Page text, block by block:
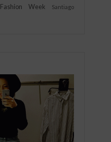
Fashion Week
Santiago